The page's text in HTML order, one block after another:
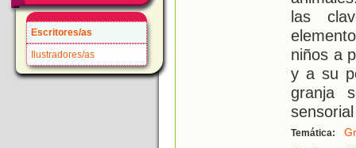
Escritores/as
Ilustradores/as
las
niños a
y a su
granja
sensorial
Temática: